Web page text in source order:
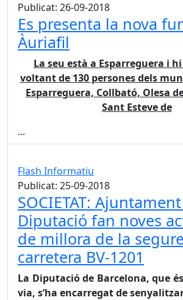
Publicat: 26-09-2018
Es presenta la nova
Àuriafil
La seu està a Esparreguera i
voltant de 130 persones dels
Esparreguera, Collbató, Olesa
Sant Esteve de
...
Flash Informatiu
Publicat: 25-09-2018
SOCIETAT:
Diputació fan noves
de millora de la
carretera BV-1201
La Diputació de Barcelona, que
via, s’ha encarregat de